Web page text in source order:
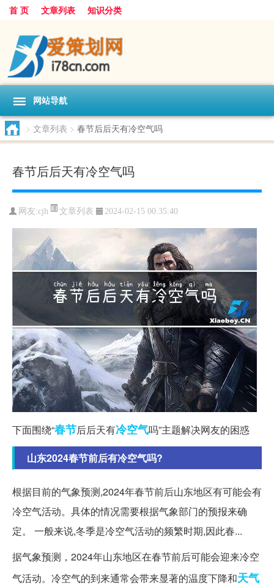
首 页 文章列表 知识分类
网站导航
> 文章列表 > 春节后后天有冷空气吗
春节后后天有冷空气吗
网友:cjh 文章列表 2024-02-15 00:35:40
下面围绕“春节后后天有冷空气吗”主题解决网友的困惑
山东2024春节前后有冷空气吗?
根据目前的气象预测,2024年春节前后山东地区有可能会有
冷空气活动。具体的情况需要根据气象部门的预报来确
定。 一般来说,冬季是冷空气活动的频繁时期,因此春...
据气象预测，2024年山东地区在春节前后可能会迎来冷空
气活动。冷空气的到来通常会带来显著的温度下降和天气